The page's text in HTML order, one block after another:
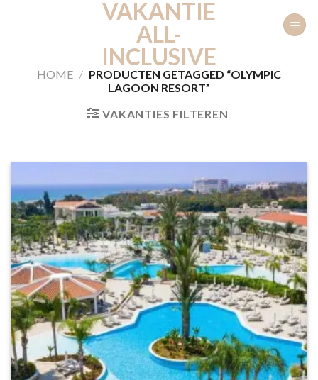
VAKANTIE
ALL-
INCLUSIVE
HOME / PRODUCTEN GETAGGED “OLYMPIC
LAGOON RESORT”
VAKANTIES FILTEREN